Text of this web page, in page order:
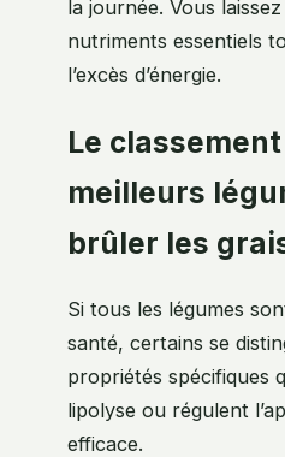
la journée. Vous
nutriments essentiels
l’excès d’énergie.
Le
meilleurs
brûler les
Si tous les légumes
santé, certains se
propriétés spécifiques
lipolyse ou régulent
efficace.